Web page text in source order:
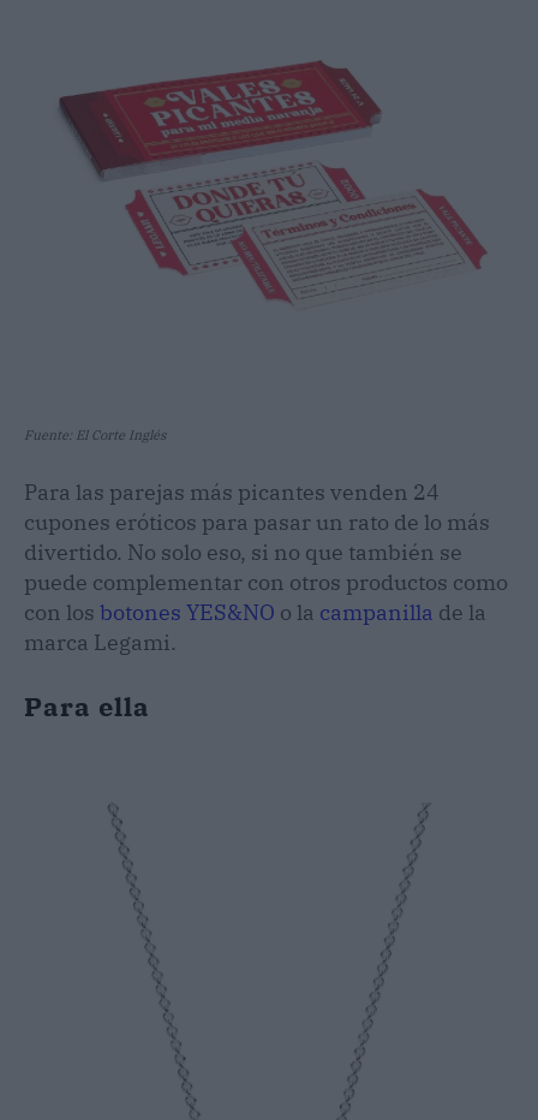
Fuente: El Corte Inglés
Para las parejas más picantes venden 24
cupones eróticos para pasar un rato de lo más
divertido. No solo eso, si no que también se
puede complementar con otros productos como
con los botones YES&NO o la campanilla de la
marca Legami.
Para ella